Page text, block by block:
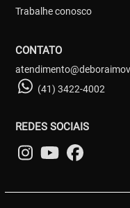
Trabalhe conosco
CONTATO
(41) 3422-4002
REDES SOCIAIS